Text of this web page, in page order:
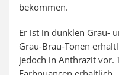
bekommen.
Er ist in dunklen Grau-
Grau-Brau-Tönen
jedoch in Anthrazit vor.